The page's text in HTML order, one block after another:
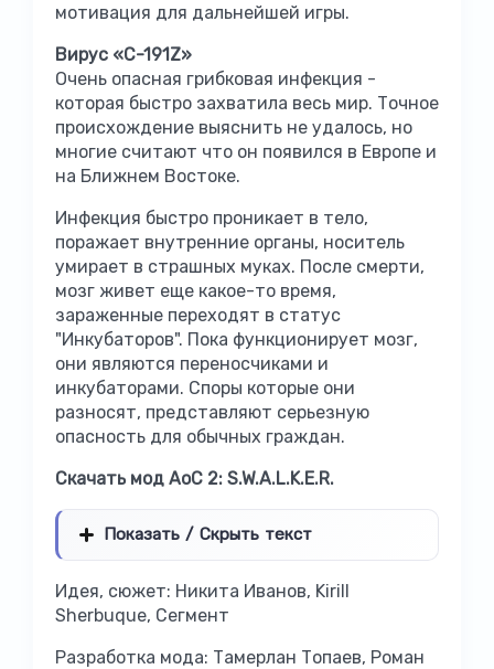
мотивация для дальнейшей игры.
Вирус «C-191Z»
Очень опасная грибковая инфекция -
которая быстро захватила весь мир. Точное
происхождение выяснить не удалось, но
многие считают что он появился в Европе и
на Ближнем Востоке.
Инфекция быстро проникает в тело,
поражает внутренние органы, носитель
умирает в страшных муках. После смерти,
мозг живет еще какое-то время,
зараженные переходят в статус
"Инкубаторов". Пока функционирует мозг,
они являются переносчиками и
инкубаторами. Споры которые они
разносят, представляют серьезную
опасность для обычных граждан.
Скачать мод AoC 2: S.W.A.L.K.E.R.
Показать / Скрыть текст
Идея, сюжет: Никита Иванов, Kirill
Sherbuque, Сегмент
Разработка мода: Тамерлан Топаев, Роман